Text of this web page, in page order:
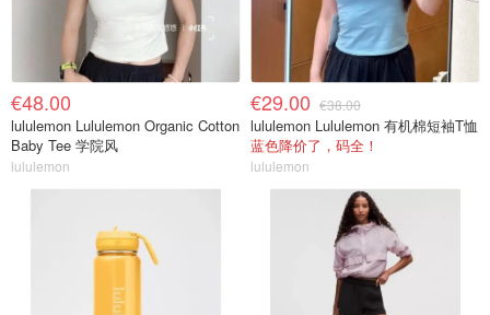
€48.00
lululemon Lululemon Organic Cotton
Baby Tee 学院风
lululemon
€29.00 €38.00
lululemon Lululemon 有机棉短袖T恤
蓝色降价了，码全！
lululemon